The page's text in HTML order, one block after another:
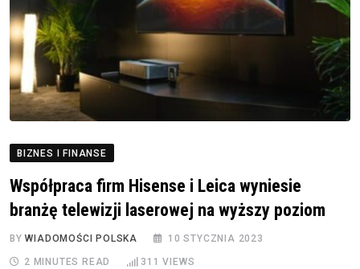
BIZNES I FINANSE
Współpraca firm Hisense i Leica wyniesie
branżę telewizji laserowej na wyższy poziom
BYWIADOMOŚCI POLSKA 10 STYCZNIA 2023
2 MINUTES READ 311 VIEWS